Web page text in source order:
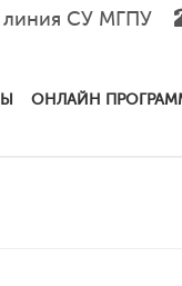
линия СУ МГПУ
ОНЛАЙН